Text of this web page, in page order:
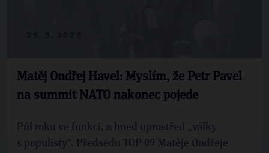
Matěj Ondřej Havel: Myslím, že Petr Pavel
na summit NATO nakonec pojede
Půl roku ve funkci, a hned uprostřed „války
s populisty“. Předsedu TOP 09 Matěje Ondřeje